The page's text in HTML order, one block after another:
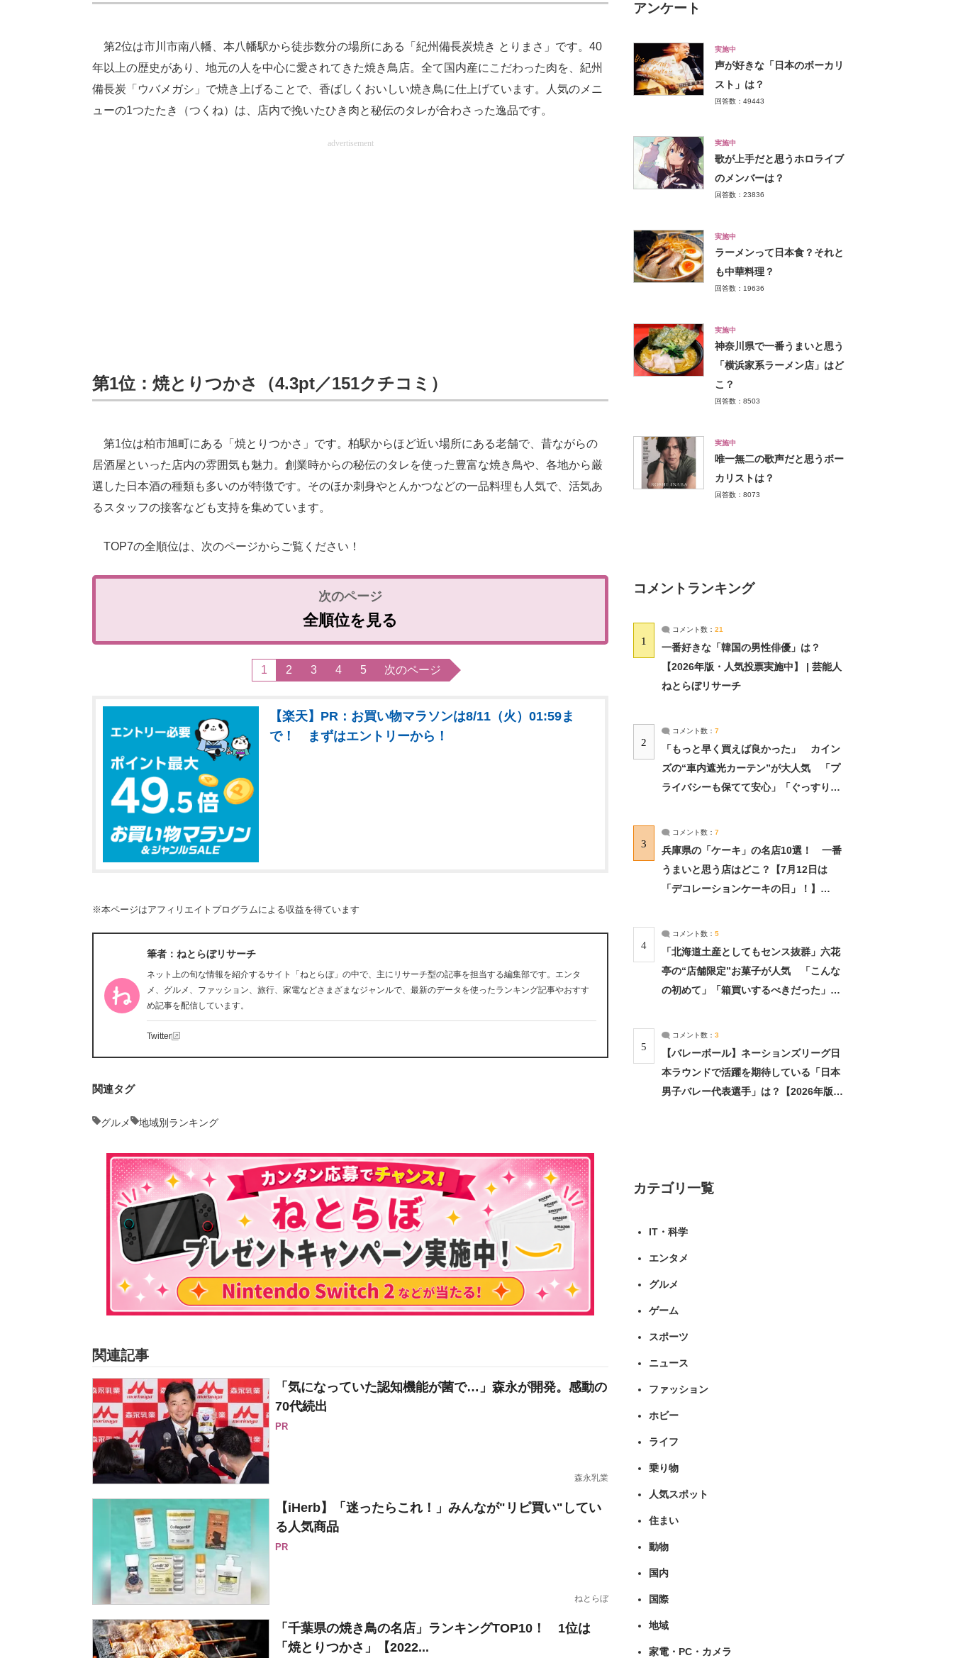
第2位は市川市南八幡、本八幡駅から徒歩数分の場所にある「紀州備長炭焼き とりまさ」です。40
年以上の歴史があり、地元の人を中心に愛されてきた焼き鳥店。全て国内産にこだわった肉を、紀州
備長炭「ウバメガシ」で焼き上げることで、香ばしくおいしい焼き鳥に仕上げています。人気のメニ
ューの1つたたき（つくね）は、店内で挽いたひき肉と秘伝のタレが合わさった逸品です。
advertisement
第1位：焼とりつかさ（4.3pt／151クチコミ）
第1位は柏市旭町にある「焼とりつかさ」です。柏駅からほど近い場所にある老舗で、昔ながらの
居酒屋といった店内の雰囲気も魅力。創業時からの秘伝のタレを使った豊富な焼き鳥や、各地から厳
選した日本酒の種類も多いのが特徴です。そのほか刺身やとんかつなどの一品料理も人気で、活気あ
るスタッフの接客なども支持を集めています。
TOP7の全順位は、次のページからご覧ください！
全順位を見る
1 2 3 4 5 次のページ
【楽天】PR：お買い物マラソンは8/11（火）01:59ま
で！ まずはエントリーから！
※本ページはアフィリエイトプログラムによる収益を得ています
筆者：ねとらぼリサーチ
ネット上の旬な情報を紹介するサイト「ねとらぼ」の中で、主にリサーチ型の記事を担当する編集部です。エンタ
メ、グルメ、ファッション、旅行、家電などさまざまなジャンルで、最新のデータを使ったランキング記事やおすす
め記事を配信しています。
Twitter
関連タグ
グルメ 地域別ランキング
関連記事
「気になっていた認知機能が菌で…」森永が開発。感動の
70代続出
PR
森永乳業
【iHerb】「迷ったらこれ！」みんなが"リピ買い"してい
る人気商品
PR
ねとらぼ
「千葉県の焼き鳥の名店」ランキングTOP10！ 1位は
「焼とりつかさ」【2022...
アンケート
実施中
声が好きな「日本のボーカリ
スト」は？
回答数：49443
実施中
歌が上手だと思うホロライブ
のメンバーは？
回答数：23836
実施中
ラーメンって日本食？それと
も中華料理？
回答数：19636
実施中
神奈川県で一番うまいと思う
「横浜家系ラーメン店」はど
こ？
回答数：8503
実施中
唯一無二の歌声だと思うボー
カリストは？
回答数：8073
コメントランキング
1
コメント数： 21
一番好きな「韓国の男性俳優」は？
【2026年版・人気投票実施中】 | 芸能人
ねとらぼリサーチ
2
コメント数： 7
「もっと早く買えば良かった」 カイン
ズの“車内遮光カーテン”が大人気 「プ
ライバシーも保てて安心」「ぐっすり眠
3
コメント数： 7
兵庫県の「ケーキ」の名店10選！ 一番
うまいと思う店はどこ？【7月12日は
「デコレーションケーキの日」！】
4
コメント数： 5
「北海道土産としてもセンス抜群」六花
亭の“店舗限定”お菓子が人気 「こんな
の初めて」「箱買いするべきだった」
5
コメント数： 3
【バレーボール】ネーションズリーグ日
本ラウンドで活躍を期待している「日本
男子バレー代表選手」は？【2026年版・
カテゴリ一覧
IT・科学
エンタメ
グルメ
ゲーム
スポーツ
ニュース
ファッション
ホビー
ライフ
乗り物
人気スポット
住まい
動物
国内
国際
地域
家電・PC・カメラ